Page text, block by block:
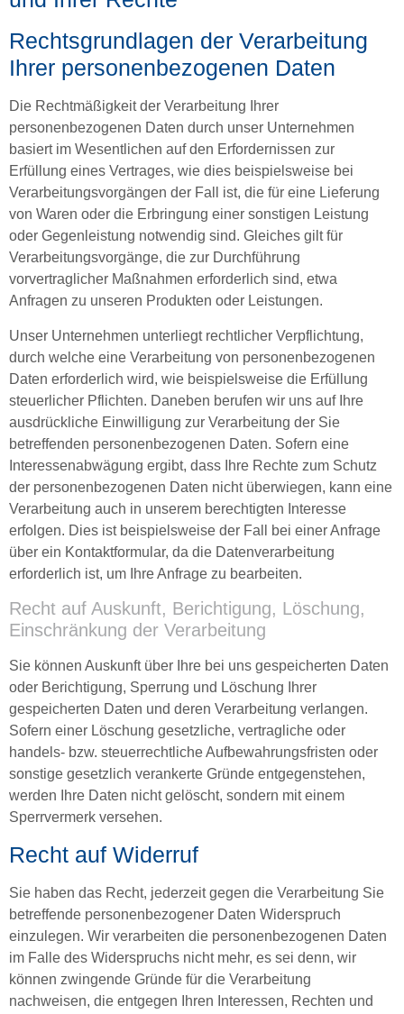
Rechtsgrundlagen der Verarbeitung
Ihrer personenbezogenen Daten
Die Rechtmäßigkeit der Verarbeitung Ihrer
personenbezogenen Daten durch unser Unternehmen
basiert im Wesentlichen auf den Erfordernissen zur
Erfüllung eines Vertrages, wie dies beispielsweise bei
Verarbeitungsvorgängen der Fall ist, die für eine Lieferung
von Waren oder die Erbringung einer sonstigen Leistung
oder Gegenleistung notwendig sind. Gleiches gilt für
Verarbeitungsvorgänge, die zur Durchführung
vorvertraglicher Maßnahmen erforderlich sind, etwa
Anfragen zu unseren Produkten oder Leistungen.
Unser Unternehmen unterliegt rechtlicher Verpflichtung,
durch welche eine Verarbeitung von personenbezogenen
Daten erforderlich wird, wie beispielsweise die Erfüllung
steuerlicher Pflichten. Daneben berufen wir uns auf Ihre
ausdrückliche Einwilligung zur Verarbeitung der Sie
betreffenden personenbezogenen Daten. Sofern eine
Interessenabwägung ergibt, dass Ihre Rechte zum Schutz
der personenbezogenen Daten nicht überwiegen, kann eine
Verarbeitung auch in unserem berechtigten Interesse
erfolgen. Dies ist beispielsweise der Fall bei einer Anfrage
über ein Kontaktformular, da die Datenverarbeitung
erforderlich ist, um Ihre Anfrage zu bearbeiten.
Recht auf Auskunft, Berichtigung, Löschung,
Einschränkung der Verarbeitung
Sie können Auskunft über Ihre bei uns gespeicherten Daten
oder Berichtigung, Sperrung und Löschung Ihrer
gespeicherten Daten und deren Verarbeitung verlangen.
Sofern einer Löschung gesetzliche, vertragliche oder
handels- bzw. steuerrechtliche Aufbewahrungsfristen oder
sonstige gesetzlich verankerte Gründe entgegenstehen,
werden Ihre Daten nicht gelöscht, sondern mit einem
Sperrvermerk versehen.
Recht auf Widerruf
Sie haben das Recht, jederzeit gegen die Verarbeitung Sie
betreffende personenbezogener Daten Widerspruch
einzulegen. Wir verarbeiten die personenbezogenen Daten
im Falle des Widerspruchs nicht mehr, es sei denn, wir
können zwingende Gründe für die Verarbeitung
nachweisen, die entgegen Ihren Interessen, Rechten und